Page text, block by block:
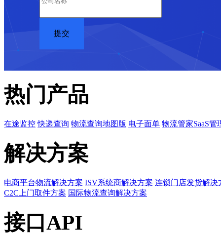
热门产品
在途监控 快递查询 物流查询地图版 电子面单 物流管家SaaS管
解决方案
电商平台物流解决方案 ISV系统商解决方案 连锁门店发货解决
C2C上门取件方案 国际物流查询解决方案
接口API